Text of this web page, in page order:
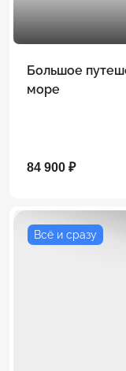
Большое
море
84 900 ₽
Всё и сразу